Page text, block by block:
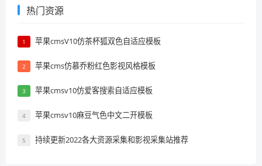
热门资源
1 苹果cmsV10仿茶杯狐双色自适应模板
2 苹果cms仿慕乔粉红色影视风格模板
3 苹果cmsv10仿爱客搜索自适应模板
4 苹果cmsv10麻豆气色中文二开模板
5 持续更新2022各大资源采集和影视采集站推荐